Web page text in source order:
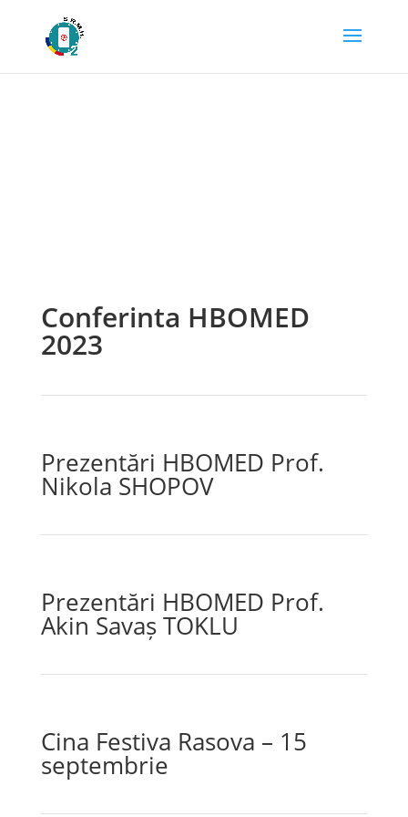
Conferinta HBOMED
2023
Prezentări HBOMED Prof.
Nikola SHOPOV
Prezentări HBOMED Prof.
Akin Savaș TOKLU
Cina Festiva Rasova – 15
septembrie